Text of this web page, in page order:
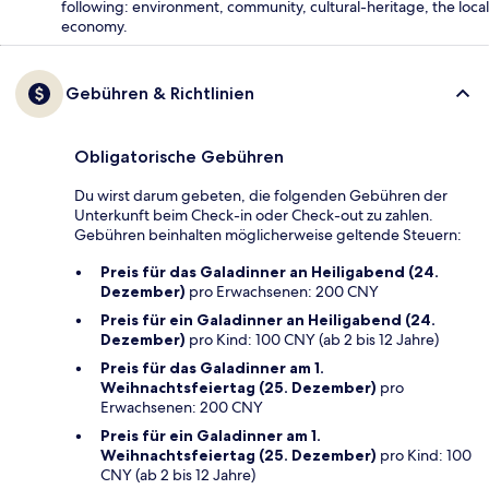
following: environment, community, cultural-heritage, the local
economy.
Gebühren & Richtlinien
Obligatorische Gebühren
Du wirst darum gebeten, die folgenden Gebühren der
Unterkunft beim Check-in oder Check-out zu zahlen.
Gebühren beinhalten möglicherweise geltende Steuern:
Preis für das Galadinner an Heiligabend (24.
Dezember) pro Erwachsenen: 200 CNY
Preis für ein Galadinner an Heiligabend (24.
Dezember) pro Kind: 100 CNY (ab 2 bis 12 Jahre)
Preis für das Galadinner am 1.
Weihnachtsfeiertag (25. Dezember) pro
Erwachsenen: 200 CNY
Preis für ein Galadinner am 1.
Weihnachtsfeiertag (25. Dezember) pro Kind: 100
CNY (ab 2 bis 12 Jahre)